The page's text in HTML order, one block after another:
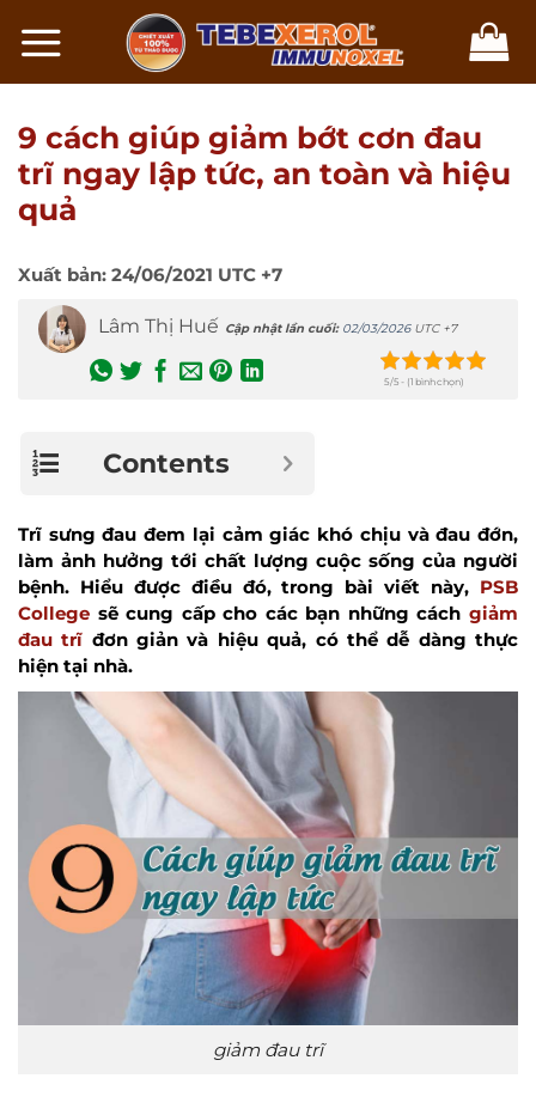
đến
9 cách giúp giảm bớt cơn đau
trĩ ngay lập tức, an toàn và hiệu
quả
Xuất bản: 24/06/2021 UTC +7
Lâm Thị Huế Cập nhật lần cuối: 02/03/2026UTC +7
5/5 - (1 bình chọn)
Contents
Trĩ sưng đau đem lại cảm giác khó chịu và đau đớn,
làm ảnh hưởng tới chất lượng cuộc sống của người
bệnh. Hiểu được điều đó, trong bài viết này, PSB
College sẽ cung cấp cho các bạn những cách giảm
đau trĩ đơn giản và hiệu quả, có thể dễ dàng thực
hiện tại nhà.
giảm đau trĩ